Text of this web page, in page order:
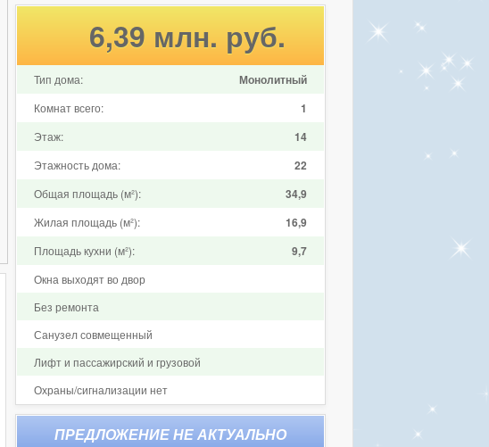
6,39 млн. руб.
Тип дома: Монолитный
Комнат всего: 1
Этаж: 14
Этажность дома: 22
Общая площадь (м²): 34,9
Жилая площадь (м²): 16,9
Площадь кухни (м²): 9,7
Окна выходят во двор
Без ремонта
Санузел совмещенный
Лифт и пассажирский и грузовой
Охраны/сигнализации нет